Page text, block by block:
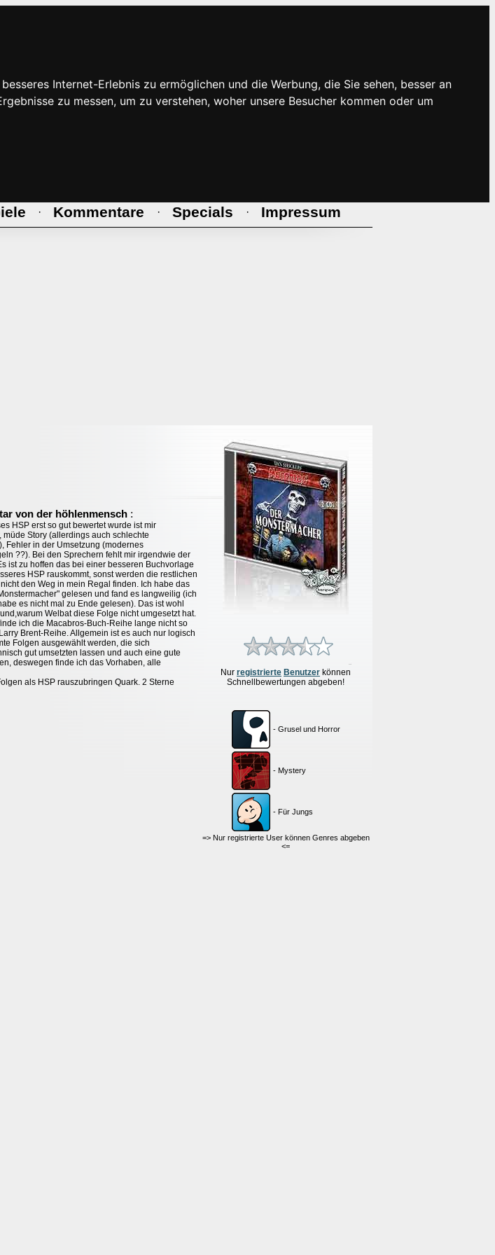
Internet-Erlebnis zu ermöglichen und die Werbung, die Sie sehen, besser an
zu messen, um zu verstehen, woher unsere Besucher kommen oder um
· Kommentare · Specials · Impressum
Nur registrierte Benutzer können
Schnellbewertungen abgeben!
- Grusel und Horror
- Mystery
- Für Jungs
=> Nur registrierte User können Genres abgeben
<=
von der höhlenmensch :
HSP erst so gut bewertet wurde ist mir
müde Story (allerdings auch schlechte
Fehler in der Umsetzung (modernes
??). Bei den Sprechern fehlt mir irgendwie der
ist zu hoffen das bei einer besseren Buchvorlage
HSP rauskommt, sonst werden die restlichen
den Weg in mein Regal finden. Ich habe das
gelesen und fand es langweilig (ich
es nicht mal zu Ende gelesen). Das ist wohl
Welbat diese Folge nicht umgesetzt hat.
ich die Macabros-Buch-Reihe lange nicht so
Brent-Reihe. Allgemein ist es auch nur logisch
Folgen ausgewählt werden, die sich
gut umsetzten lassen und auch eine gute
deswegen finde ich das Vorhaben, alle
als HSP rauszubringen Quark. 2 Sterne